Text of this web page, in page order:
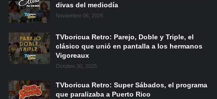
divas del mediodía
Noviembre 06, 2025
TVboricua Retro: Parejo, Doble y Triple, el
clásico que unió en pantalla a los hermanos
Vigoreaux
Octubre 30, 2025
TVboricua Retro: Super Sábados, el programa
que paralizaba a Puerto Rico